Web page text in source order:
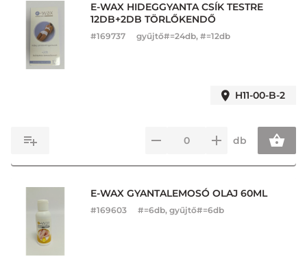
E-WAX HIDEGGYANTA CSÍK TESTRE
12DB+2DB TÖRLŐKENDŐ
#169737 gyűjtő#=24db, #=12db
H11-00-B-2
db
E-WAX GYANTALEMOSÓ OLAJ 60ML
#169603 #=6db, gyűjtő#=6db